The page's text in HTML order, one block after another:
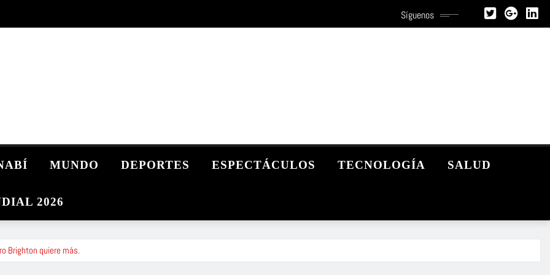
Síguenos
MUNDO DEPORTES ESPECTÁCULOS TECNOLOGÍA SALUD
2026
Brighton quiere más.